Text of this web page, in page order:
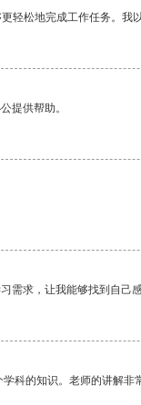
轻松地完成工作任务。我
提供帮助。
需求，让我能够找到自己感
科的知识。老师的讲解非